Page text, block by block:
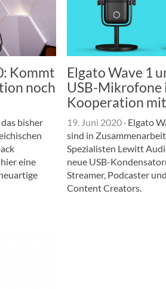
Kommt
noch
bisher
eine
Elgato Wave 1
USB-Mikrofone
Kooperation
19. Juni 2020 ·Elgato
sind in
Spezialisten Lewitt
neue USB-
Streamer, Podcaster
Content Creators.